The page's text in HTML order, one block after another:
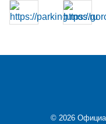
© 2026